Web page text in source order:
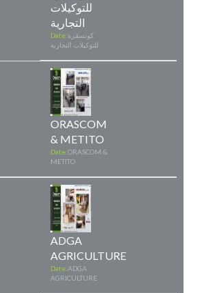
للتوكيلات
التجارية
Date:كونسقرة
للتوكيلات التجارية
ORASCOM
& METITO
Date:ORASCOM &
METITO
ADGA
AGRICULTURE
Date:ADGA
AGRICULTURE